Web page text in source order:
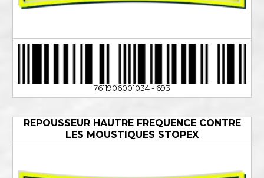
7611906001034 - 693
REPOUSSEUR HAUTRE FREQUENCE CONTRE
LES MOUSTIQUES STOPEX